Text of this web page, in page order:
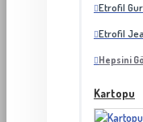
Etrofil
Etrofil
Hepsini
Kartopu